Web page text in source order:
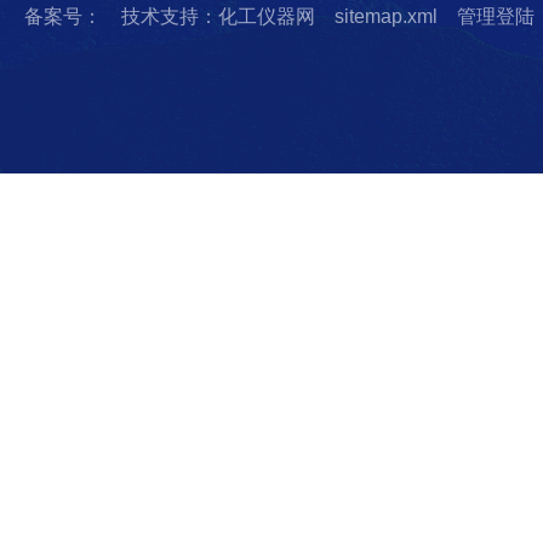
备案号： 技术支持：化工仪器网 sitemap.xml 管理登陆